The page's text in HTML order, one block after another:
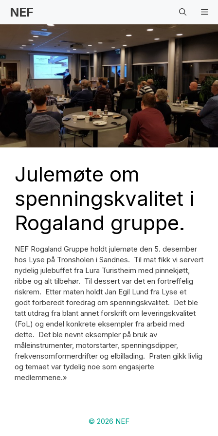
innhold
NEF
Julemøte om
spenningskvalitet i
Rogaland gruppe.
NEF Rogaland Gruppe holdt julemøte den 5. desember
hos Lyse på Tronsholen i Sandnes. Til mat fikk vi servert
nydelig julebuffet fra Lura Turistheim med pinnekjøtt,
ribbe og alt tilbehør. Til dessert var det en fortreffelig
riskrem. Etter maten holdt Jan Egil Lund fra Lyse et
godt forberedt foredrag om spenningskvalitet. Det ble
tatt utdrag fra blant annet forskrift om leveringskvalitet
(FoL) og endel konkrete eksempler fra arbeid med
dette. Det ble nevnt eksempler på bruk av
måleinstrumenter, motorstarter, spenningsdipper,
frekvensomformerdrifter og elbillading. Praten gikk livlig
og temaet var tydelig noe som engasjerte
medlemmene.»
© 2026 NEF